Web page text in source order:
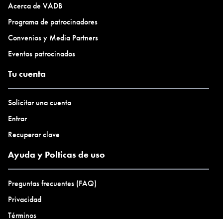
Acerca de VADB
Programa de patrocinadores
Convenios y Media Partners
Eventos patrocinados
Tu cuenta
Solicitar una cuenta
Entrar
Recuperar clave
Ayuda y Polticas de uso
Preguntas frecuentes (FAQ)
Privacidad
Términos